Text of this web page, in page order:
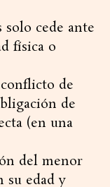
solo cede ante
física o
de
de
(en una
del menor
su edad y